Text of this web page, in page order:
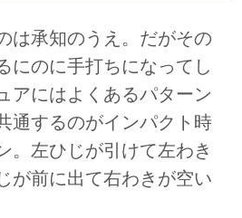
は承知のうえ。だがその
にのに手打ちになってし
にはよくあるパターン
通するのがインパクト時
。左ひじが引けて左わき
が前に出て右わきが空い